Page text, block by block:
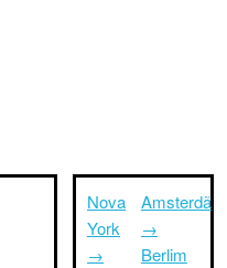
Nova
York
→
Amsterdã
→
Berlim